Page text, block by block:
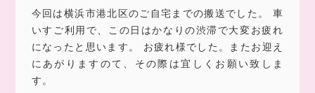
今回は横浜市港北区のご自宅までの搬送でした。 車
いすご利用で、この日はかなりの渋滞で大変お疲れ
になったと思います。 お疲れ様でした。またお迎え
にあがりますのて、その際は宜しくお願い致しま
す。